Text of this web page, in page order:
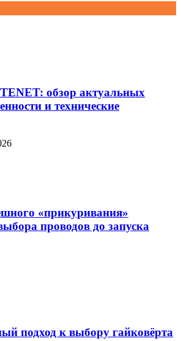
обзор актуальных
и технические
«прикуривания»
проводов до запуска
подход к выбору гайковёрта